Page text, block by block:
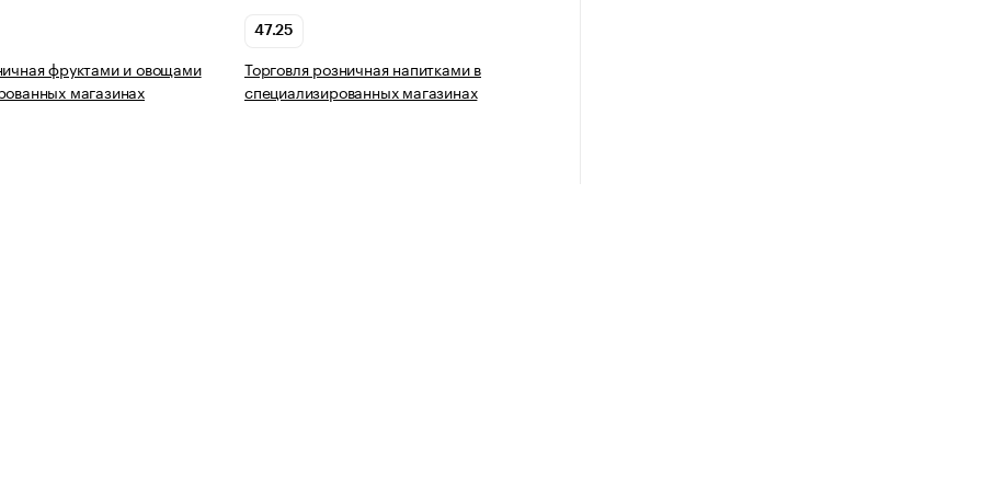
фруктами и овощами
магазинах
47.25
Торговля розничная напитками в
специализированных магазинах